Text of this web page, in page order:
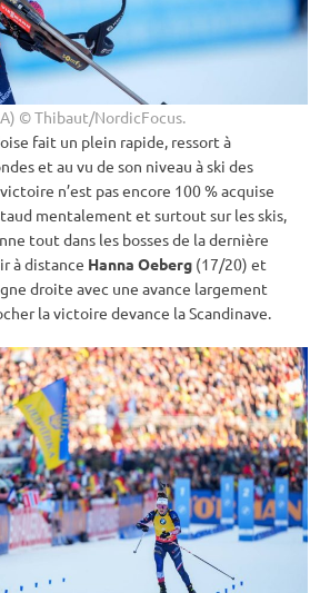
© Thibaut/NordicFocus.
fait un plein rapide, ressort à
et au vu de son niveau à ski des
n’est pas encore 100 % acquise
mentalement et surtout sur les skis,
tout dans les bosses de la dernière
à distance Hanna Oeberg (17/20) et
droite avec une avance largement
la victoire devance la Scandinave.